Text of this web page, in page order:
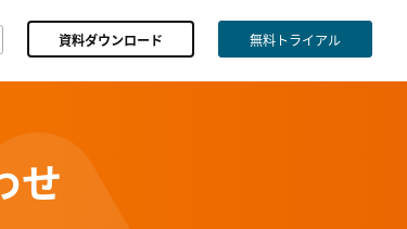
資料ダウンロード 無料トライアル
せ